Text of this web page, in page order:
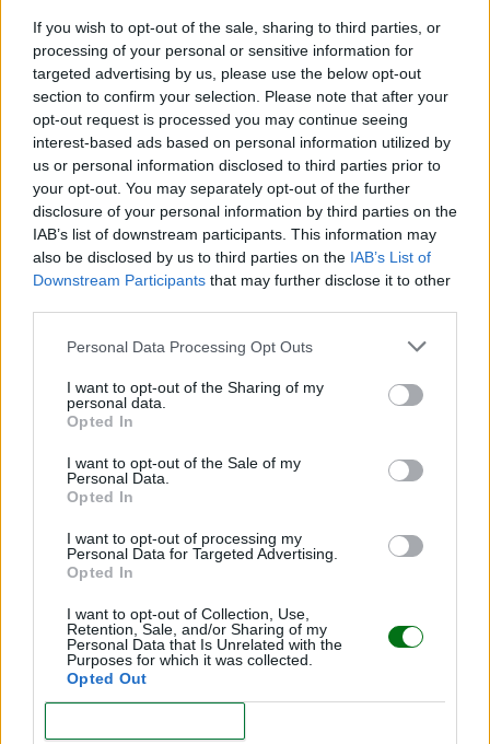
If you wish to opt-out of the sale, sharing to third parties, or
processing of your personal or sensitive information for
targeted advertising by us, please use the below opt-out
section to confirm your selection. Please note that after your
opt-out request is processed you may continue seeing
interest-based ads based on personal information utilized by
us or personal information disclosed to third parties prior to
your opt-out. You may separately opt-out of the further
disclosure of your personal information by third parties on the
IAB’s list of downstream participants. This information may
also be disclosed by us to third parties on the IAB’s List of
Downstream Participants that may further disclose it to other
Personal Data Processing Opt Outs
I want to opt-out of the Sharing of my
personal data.
Opted In
I want to opt-out of the Sale of my
Personal Data.
Opted In
I want to opt-out of processing my
Personal Data for Targeted Advertising.
Opted In
I want to opt-out of Collection, Use,
Retention, Sale, and/or Sharing of my
Personal Data that Is Unrelated with the
Purposes for which it was collected.
Opted Out
Sí. Estudios recientes muestran que la crianza activa
mejora la conectividad cerebral, especialmente en
zonas que suelen deteriorarse con la edad.
¿Estos beneficios aplican solo a las
madres?
No. Los cambios positivos también se observan en
padres y personas cuidadoras que se involucran
activamente en la crianza.
Te puede interesar…